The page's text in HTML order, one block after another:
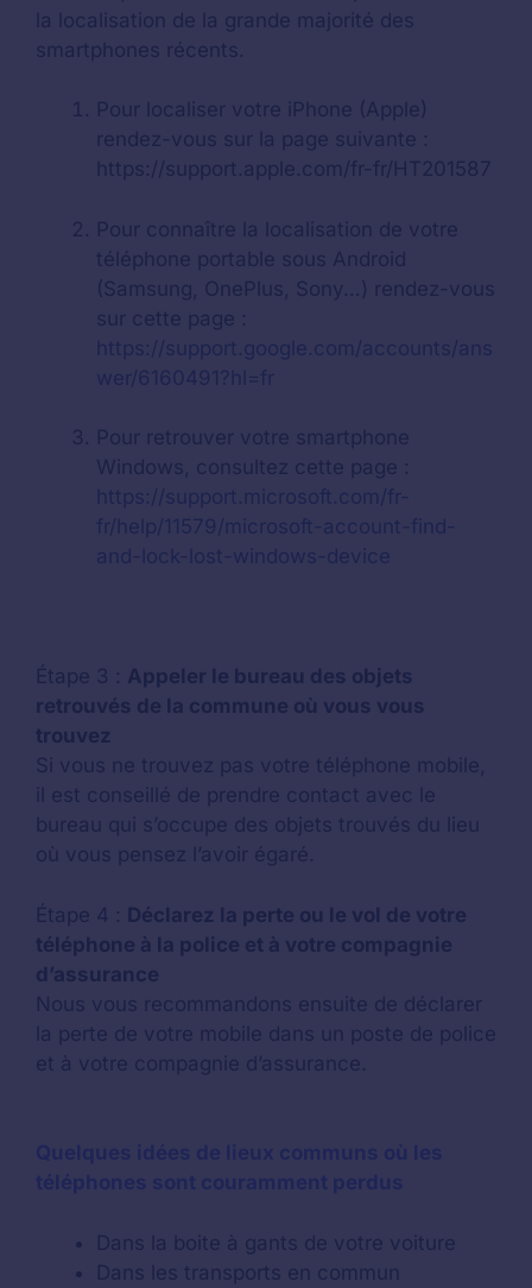
la localisation de la grande majorité des
smartphones récents.
Pour localiser votre iPhone (Apple)
rendez-vous sur la page suivante :
https://support.apple.com/fr-fr/HT201587
Pour connaître la localisation de votre
téléphone portable sous Android
(Samsung, OnePlus, Sony…) rendez-vous
sur cette page :
https://support.google.com/accounts/ans
wer/6160491?hl=fr
Pour retrouver votre smartphone
Windows, consultez cette page :
https://support.microsoft.com/fr-
fr/help/11579/microsoft-account-find-
and-lock-lost-windows-device
Étape 3 : Appeler le bureau des objets
retrouvés de la commune où vous vous
trouvez
Si vous ne trouvez pas votre téléphone mobile,
il est conseillé de prendre contact avec le
bureau qui s’occupe des objets trouvés du lieu
où vous pensez l’avoir égaré.
Étape 4 : Déclarez la perte ou le vol de votre
téléphone à la police et à votre compagnie
d’assurance
Nous vous recommandons ensuite de déclarer
la perte de votre mobile dans un poste de police
et à votre compagnie d’assurance.
Dans la boite à gants de votre voiture
Dans les transports en commun